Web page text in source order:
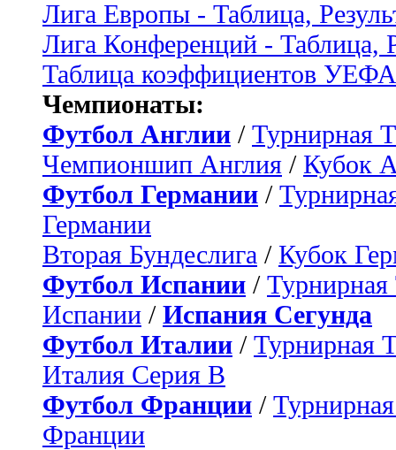
Лига Европы - Таблица,
Лига Конференций - Таблица,
Таблица коэффициентов УЕФА
Чемпионаты:
Футбол Англии / Турнирная
Чемпионшип Англия / Кубок
Футбол Германии /
Германии
Вторая Бундеслига / Кубок
Футбол Испании / Турнирная
Испании / Испания Сегунда
Футбол Италии / Турнирная
Италия Серия B
Футбол Франции /
Франции